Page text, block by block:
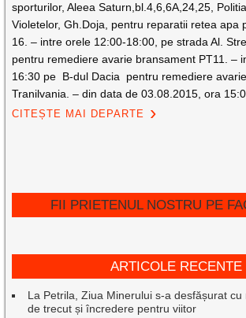
sporturilor, Aleea Saturn,bl.4,6,6A,24,25,
Violetelor, Gh.Doja, pentru reparatii retea apa
16. – intre orele 12:00-18:00, pe strada Al.
pentru remediere avarie bransament PT11. –
16:30 pe B-dul Dacia pentru remediere
Tranilvania. – din data de 03.08.2015, ora
CITEȘTE MAI DEPARTE
FII PRIETENUL NOSTRU PE
ARTICOLE RECENTE
La Petrila, Ziua Minerului s-a desfășurat cu
de trecut și încredere pentru viitor